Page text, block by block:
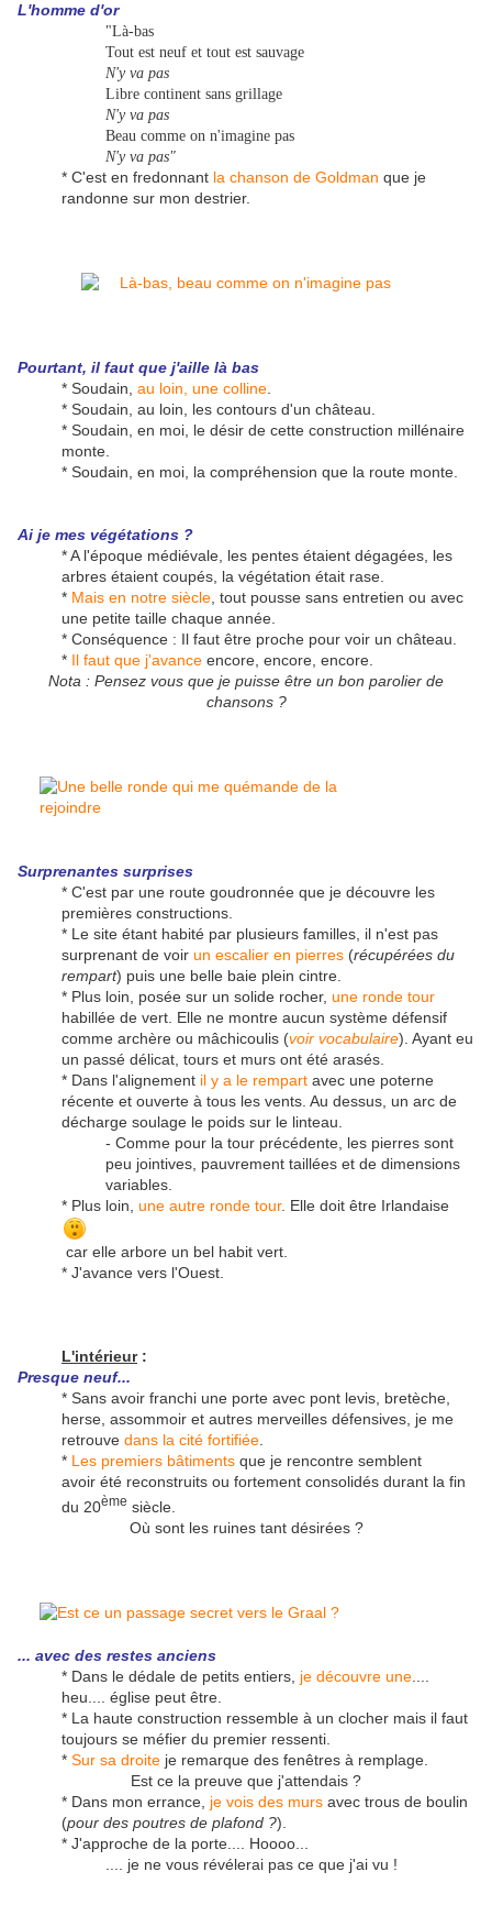
L'homme d'or
"Là-bas
Tout est neuf et tout est sauvage
N'y va pas
Libre continent sans grillage
N'y va pas
Beau comme on n'imagine pas
N'y va pas"
* C'est en fredonnant la chanson de Goldman que je
randonne sur mon destrier.
Pourtant, il faut que j'aille là bas
* Soudain, au loin, une colline
* Soudain, au loin, les contours d'un château.
* Soudain, en moi, le désir de cette construction millénaire
monte.
* Soudain, en moi, la compréhension que la route monte.
Ai je mes végétations ?
* A l'époque médiévale, les pentes étaient dégagées, les
arbres étaient coupés, la végétation était rase.
* Mais en notre siècle , tout pousse sans entretien ou avec
une petite taille chaque année.
* Conséquence : Il faut être proche pour voir un château.
* Il faut que j'avance encore, encore, encore.
Nota : Pensez vous que je puisse être un bon parolier de
chansons ?
Surprenantes surprises
* C'est par une route goudronnée que je découvre les
premières constructions.
* Le site étant habité par plusieurs familles, il n'est pas
surprenant de voir un escalier en pierres (récupérées du
rempart) puis une belle baie plein cintre.
* Plus loin, posée sur un solide rocher, une ronde tour
habillée de vert. Elle ne montre aucun système défensif
comme archère ou mâchicoulis (voir vocabulaire). Ayant eu
un passé délicat, tours et murs ont été arasés.
* Dans l'alignement il y a le rempart avec une poterne
récente et ouverte à tous les vents. Au dessus, un arc de
décharge soulage le poids sur le linteau.
- Comme pour la tour précédente, les pierres sont
peu jointives, pauvrement taillées et de dimensions
variables.
* Plus loin, une autre ronde tour. Elle doit être Irlandaise
car elle arbore un bel habit vert.
* J'avance vers l'Ouest.
L'intérieur:
Presque neuf...
* Sans avoir franchi une porte avec pont levis, bretèche,
herse, assommoir et autres merveilles défensives, je me
retrouve dans la cité fortifiée
* Les premiers bâtiments que je rencontre semblent
avoir été reconstruits ou fortement consolidés durant la fin
du 20ème siècle.
Où sont les ruines tant désirées ?
... avec des restes anciens
* Dans le dédale de petits entiers, je découvre une
heu.... église peut être.
* La haute construction ressemble à un clocher mais il faut
toujours se méfier du premier ressenti.
* Sur sa droite je remarque des fenêtres à remplage.
Est ce la preuve que j'attendais ?
* Dans mon errance, je vois des murs avec trous de boulin
(pour des poutres de plafond ?).
* J'approche de la porte.... Hoooo...
.... je ne vous révélerai pas ce que j'ai vu !